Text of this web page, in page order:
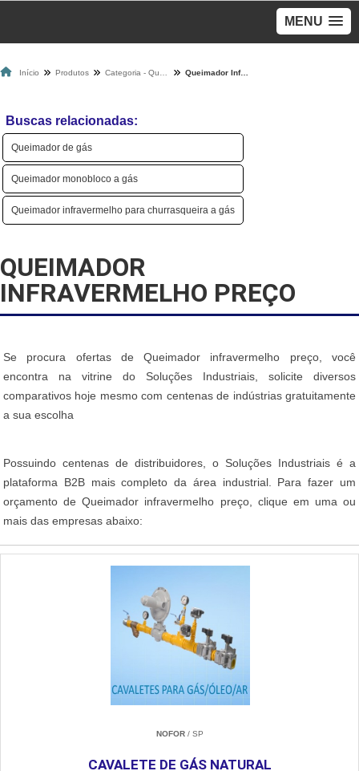
MENU
Início Produtos Queimador Infravermelho Preço
Buscas relacionadas:
Queimador de gás
Queimador monobloco a gás
Queimador infravermelho para churrasqueira a gás
QUEIMADOR
INFRAVERMELHO PREÇO
Se procura ofertas de Queimador infravermelho preço, você
encontra na vitrine do Soluções Industriais, solicite diversos
comparativos hoje mesmo com centenas de indústrias gratuitamente
a sua escolha
Possuindo centenas de distribuidores, o Soluções Industriais é a
plataforma B2B mais completo da área industrial. Para fazer um
orçamento de Queimador infravermelho preço, clique em uma ou
mais das empresas abaixo:
NOFOR/ SP
CAVALETE DE GÁS NATURAL